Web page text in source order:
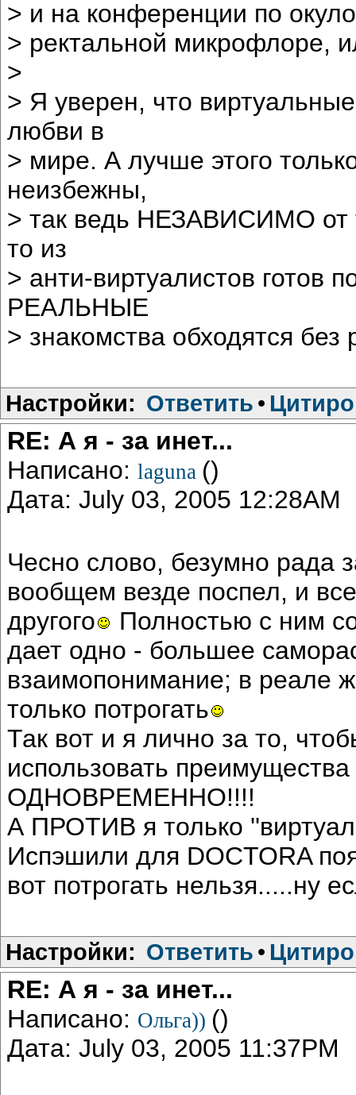
> и на конференции по
> ректальной микрофлоре,
>
> Я уверен, что
любви в
> мире. А лучше этого
неизбежны,
> так ведь НЕЗАВИСИМО от
то из
> анти-виртуалистов готов
РЕАЛЬНЫЕ
> знакомства обходятся без
Настройки: Ответить •
RE: А я - за инет...
Написано: laguna ()
Дата: July 03, 2005 12:28AM
Чесно слово, безумно рада
вообщем везде поспел, и
другого
Полностью с ним
дает одно - большее
взаимопонимание; в реале
только потрогать
Так вот и я лично за то,
использовать
ОДНОВРЕМЕННО!!!!
А ПРОТИВ я только
Испэшили для DOCTORA
вот потрогать нельзя.....ну
Настройки: Ответить •
RE: А я - за инет...
Написано: Ольга)) ()
Дата: July 03, 2005 11:37PM